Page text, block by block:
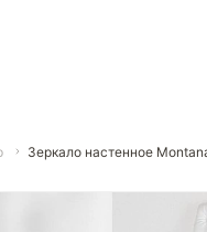
Зеркало настенное